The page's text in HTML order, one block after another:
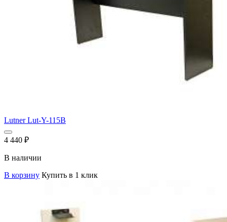
Lutner Lut-Y-115B
4 440 ₽
В наличии
В корзину Купить в 1 клик